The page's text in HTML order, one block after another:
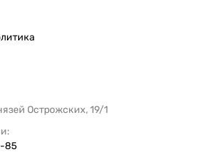
Острожских, 19/1
85